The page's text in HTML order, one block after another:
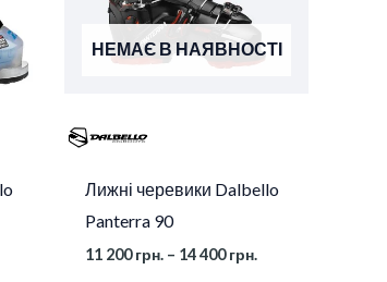
НЕМАЄ В НАЯВНОСТІ
Лижні черевики Dalbello
Panterra 90
11 200грн. – 14 400грн.